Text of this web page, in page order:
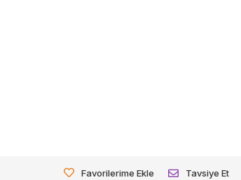
Favorilerime Ekle Tavsiye Et